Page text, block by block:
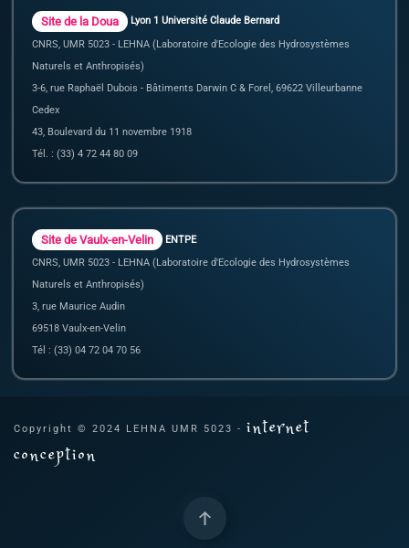
Site de la Doua
Lyon 1 Université Claude Bernard
CNRS, UMR 5023 - LEHNA (Laboratoire d'Ecologie des Hydrosystèmes
Naturels et Anthropisés)
3-6, rue Raphaël Dubois - Bâtiments Darwin C & Forel, 69622 Villeurbanne
Cedex
43, Boulevard du 11 novembre 1918
Tél. : (33) 4 72 44 80 09
Site de Vaulx-en-Velin
ENTPE
CNRS, UMR 5023 - LEHNA (Laboratoire d'Ecologie des Hydrosystèmes
Naturels et Anthropisés)
3, rue Maurice Audin
69518 Vaulx-en-Velin
Tél : (33) 04 72 04 70 56
Copyright © 2024 LEHNA UMR 5023 - internet
conception